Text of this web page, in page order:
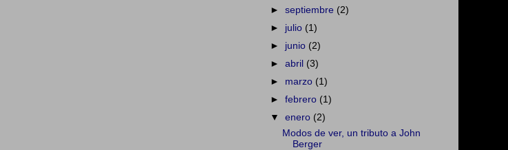
►septiembre (2)
► julio (1)
► junio (2)
►abril (3)
► marzo (1)
►febrero (1)
▼enero (2)
Modos de ver, un tributo a John
Berger